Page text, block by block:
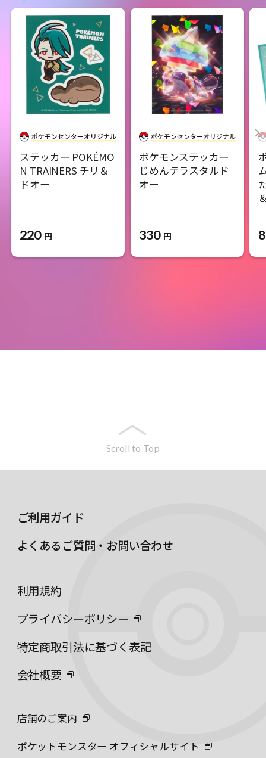
ステッカー POKÉMO
N TRAINERS チリ＆
ドオー
220 円
ポケモンステッカー
じめんテラスタルド
オー
330 円
Scroll to Top
ご利用ガイド
よくあるご質問・お問い合わせ
利用規約
プライバシーポリシー
特定商取引法に基づく表記
会社概要
店舗のご案内
ポケットモンスター オフィシャルサイト